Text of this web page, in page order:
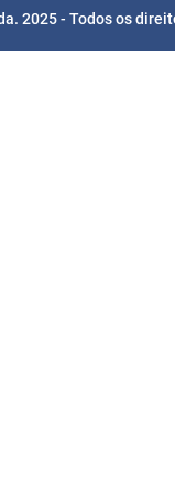
2025 - Todos os